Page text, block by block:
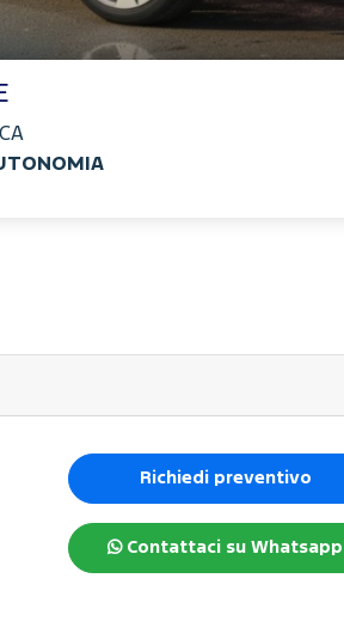
Richiedi preventivo
Contattaci su Whatsapp